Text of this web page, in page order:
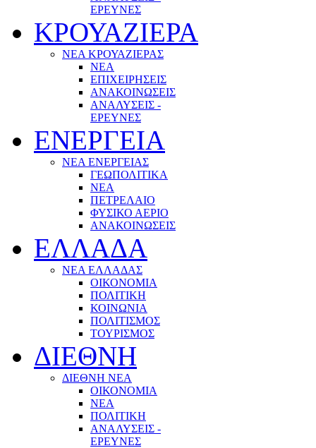
ΕΡΕΥΝΕΣ
ΚΡΟΥΑΖΙΕΡΑ
ΝΕΑ ΚΡΟΥΑΖΙΕΡΑΣ
NEA
ΕΠΙΧΕΙΡΗΣΕΙΣ
ΑΝΑΚΟΙΝΩΣΕΙΣ
ΑΝΑΛΥΣΕΙΣ -
ΕΡΕΥΝΕΣ
ΕΝΕΡΓΕΙΑ
ΝΕΑ ΕΝΕΡΓΕΙΑΣ
ΓΕΩΠΟΛΙΤΙΚΑ
ΝΕΑ
ΠΕΤΡΕΛΑΙΟ
ΦΥΣΙΚΟ ΑΕΡΙΟ
ΑΝΑΚΟΙΝΩΣΕΙΣ
ΕΛΛΑΔΑ
ΝΕΑ ΕΛΛΑΔΑΣ
ΟΙΚΟΝΟΜΙΑ
ΠΟΛΙΤΙΚΗ
ΚΟΙΝΩΝΙΑ
ΠΟΛΙΤΙΣΜΟΣ
ΤΟΥΡΙΣΜΟΣ
ΔΙΕΘΝΗ
ΔΙΕΘΝΗ ΝΕΑ
ΟΙΚΟΝΟΜΙΑ
ΝΕΑ
ΠΟΛΙΤΙΚΗ
ΑΝΑΛΥΣΕΙΣ -
ΕΡΕΥΝΕΣ